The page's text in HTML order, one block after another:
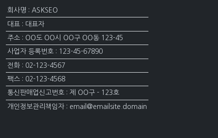
회사명 : ASKSEO
대표 : 대표자
주소 : OO도 OO시 OO구 OO동 123-45
사업자 등록번호 : 123-45-67890
전화 : 02-123-4567
팩스 : 02-123-4568
통신판매업신고번호 : 제 OO구 - 123호
개인정보관리책임자 : email@emailsite.domain